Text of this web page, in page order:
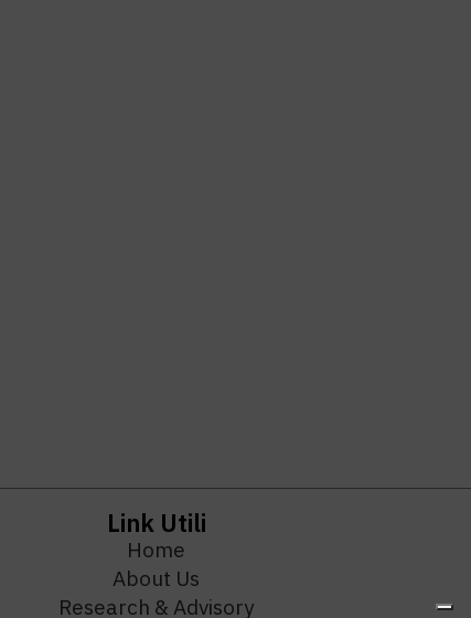
Link Utili
Home
About Us
Research & Advisory